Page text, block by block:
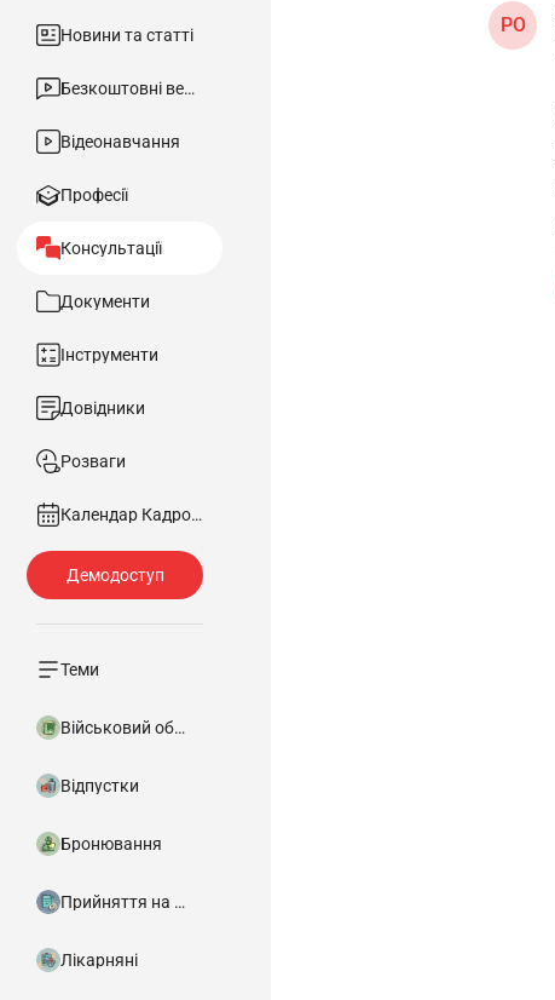
Новини та статті
Безкоштовні вебінари
Відеонавчання
Професії
Консультації
Документи
Інструменти
Довідники
Розваги
Календар Кадровика
Теми
Військовий облік
Відпустки
Бронювання
Прийняття на роботу
Лікарняні
РО